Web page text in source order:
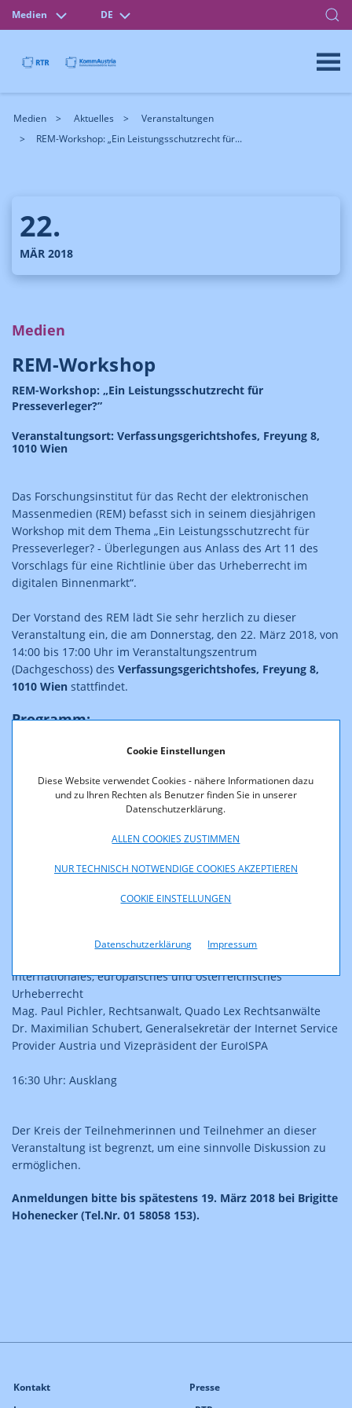
Cookie Einstellungen
Diese Website verwendet Cookies - nähere Informationen dazu
und zu Ihren Rechten als Benutzer finden Sie in unserer
Datenschutzerklärung.
ALLEN COOKIES ZUSTIMMEN
NUR TECHNISCH NOTWENDIGE COOKIES AKZEPTIEREN
COOKIE EINSTELLUNGEN
Datenschutzerklärung Impressum
Medien DE
Medien Aktuelles
Veranstaltungen
REM-Workshop: „Ein Leistungsschutzrecht für...
22.
MÄR 2018
Medien
REM-Workshop
REM-Workshop: „Ein Leistungsschutzrecht für
Presseverleger?”
Veranstaltungsort: Verfassungsgerichtshofes, Freyung 8,
1010 Wien
Das Forschungsinstitut für das Recht der elektronischen
Massenmedien (REM) befasst sich in seinem diesjährigen
Workshop mit dem Thema „Ein Leistungsschutzrecht für
Presseverleger? - Überlegungen aus Anlass des Art 11 des
Vorschlags für eine Richtlinie über das Urheberrecht im
digitalen Binnenmarkt“.
Der Vorstand des REM lädt Sie sehr herzlich zu dieser
Veranstaltung ein, die am Donnerstag, den 22. März 2018, von
14:00 bis 17:00 Uhr im Veranstaltungszentrum
(Dachgeschoss) des Verfassungsgerichtshofes, Freyung 8,
1010 Wien stattfindet.
Programm:
14:00 Uhr: Begrüßung
14:15 Uhr: Referat Univ.Ass. MMag. Philipp Homar (Donau-
Universität Krems, Lehrstuhl für internationales, europäisches
„Die Diskussion um Leistungsschutzrechte – Vorbilder,
österreichischen Zeitungen
internationales, europäisches und österreichisches
Urheberrecht
Mag. Paul Pichler, Rechtsanwalt, Quado Lex Rechtsanwälte
Dr. Maximilian Schubert, Generalsekretär der Internet Service
Provider Austria und Vizepräsident der EuroISPA
16:30 Uhr: Ausklang
Der Kreis der Teilnehmerinnen und Teilnehmer an dieser
Veranstaltung ist begrenzt, um eine sinnvolle Diskussion zu
ermöglichen.
Anmeldungen bitte bis spätestens 19. März 2018 bei Brigitte
Hohenecker (Tel.Nr. 01 58058 153).
Kontakt
Presse